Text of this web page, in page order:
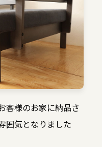
客様のお家に納品さ
囲気となりました